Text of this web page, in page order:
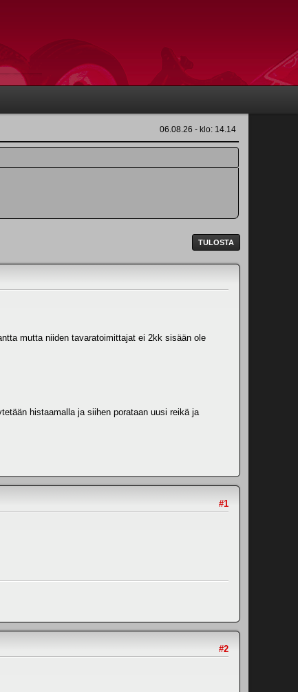
06.08.26 - klo: 14.14
TULOSTA
mutta niiden tavaratoimittajat ei 2kk sisään ole
histaamalla ja siihen porataan uusi reikä ja
#1
#2